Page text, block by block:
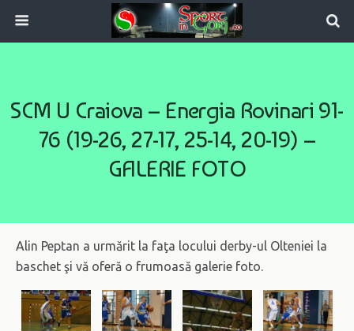
SCM U Craiova – Energia Rovinari 91-
76 (19-26, 27-17, 25-14, 20-19) –
GALERIE FOTO
Alin Peptan a urmărit la faţa locului derby-ul Olteniei la
baschet şi vă oferă o frumoasă galerie foto.